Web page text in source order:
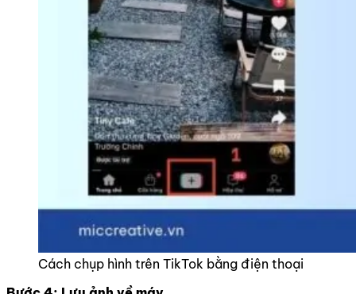
Cách chụp hình trên TikTok bằng điện thoại